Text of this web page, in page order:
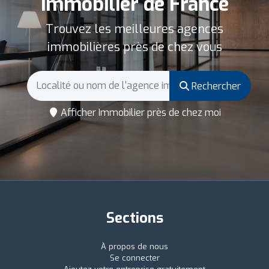
Trouvez les meilleures agences
immobilières près de chez vous
Rechercher
Afficher Immobilier près de chez moi
Sections
À propos de nous
Se connecter